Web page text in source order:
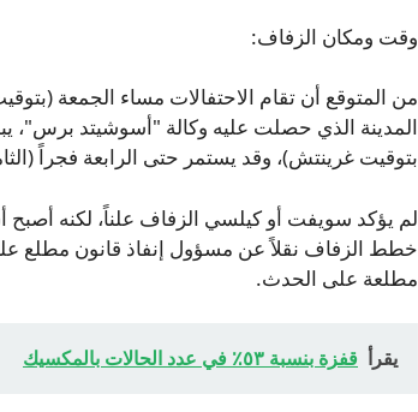
وقت ومكان الزفاف:
من المتوقع أن تقام الاحتفالات مساء الجمعة
المدينة الذي حصلت عليه وكالة "أسوشيتد برس"،
بتوقيت غرينتش)، وقد يستمر حتى الرابعة فجراً
لم يؤكد سويفت أو كيلسي الزفاف علناً، لكنه
خطط الزفاف نقلاً عن مسؤول إنفاذ قانون مطلع على
مطلعة على الحدث.
يقرأ قفزة بنسبة ٥٣٪ في عدد الحالات بالمكسيك